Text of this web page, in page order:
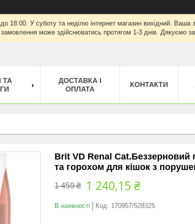
18:00. У суботу та неділю інтернет магазин вихідний.
замовлення може здійснюватись протягом 1-3 днів. Дякуємо
ТА
ДОСТАВКА І
ОПЛАТА
КОНТАКТИ
Brit VD Renal Cat.Беззерновий
та горохом для кішок з
1 459 ₴ 1 240,15 ₴
В наявності Код: 170957/528325